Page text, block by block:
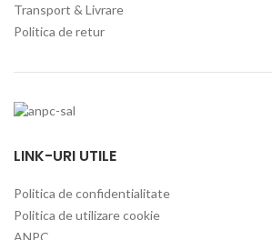
Transport & Livrare
Politica de retur
LINK-URI UTILE
Politica de confidentialitate
Politica de utilizare cookie
ANPC